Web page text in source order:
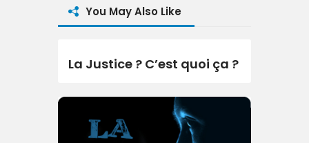
You May Also Like
La Justice ? C’est quoi ça ?